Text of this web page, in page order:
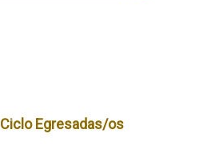
Egresadas/os